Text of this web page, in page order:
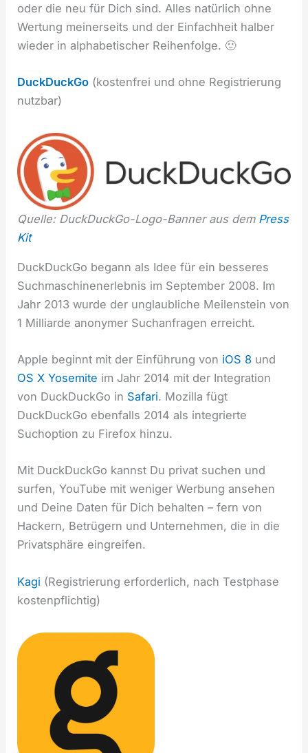
oder die neu für Dich sind. Alles natürlich ohne
Wertung meinerseits und der Einfachheit halber
wieder in alphabetischer Reihenfolge. 🙂
DuckDuckGo (kostenfrei und ohne Registrierung
nutzbar)
Quelle: DuckDuckGo-Logo-Banner aus dem Press
Kit
DuckDuckGo begann als Idee für ein besseres
Suchmaschinenerlebnis im September 2008. Im
Jahr 2013 wurde der unglaubliche Meilenstein von
1 Milliarde anonymer Suchanfragen erreicht.
Apple beginnt mit der Einführung von iOS 8 und
OS X Yosemite im Jahr 2014 mit der Integration
von DuckDuckGo in Safari. Mozilla fügt
DuckDuckGo ebenfalls 2014 als integrierte
Suchoption zu Firefox hinzu.
Mit DuckDuckGo kannst Du privat suchen und
surfen, YouTube mit weniger Werbung ansehen
und Deine Daten für Dich behalten – fern von
Hackern, Betrügern und Unternehmen, die in die
Privatsphäre eingreifen.
Kagi (Registrierung erforderlich, nach Testphase
kostenpflichtig)